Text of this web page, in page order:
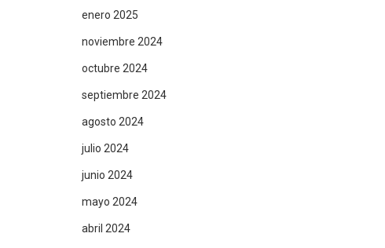
enero 2025
noviembre 2024
octubre 2024
septiembre 2024
agosto 2024
julio 2024
junio 2024
mayo 2024
abril 2024